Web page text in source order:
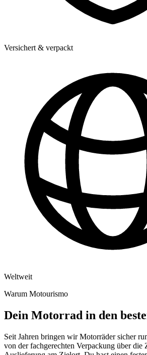
Versichert & verpackt
Weltweit
Warum Motourismo
Dein Motorrad in den
Seit Jahren bringen wir Motorräder sicher
von der fachgerechten Verpackung über